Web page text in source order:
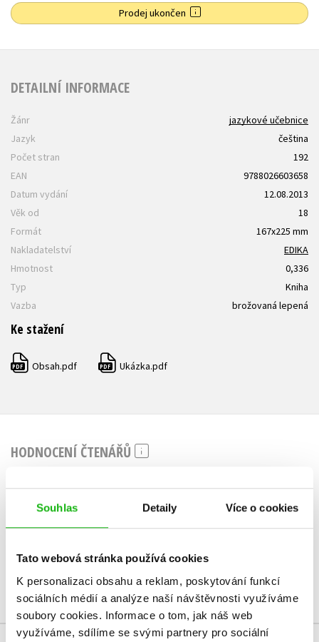
Souhlas Detaily Více o cookies
Tato webová stránka používá cookies
K personalizaci obsahu a reklam, poskytování funkcí
sociálních médií a analýze naší návštěvnosti využíváme
soubory cookies. Informace o tom, jak náš web
využíváme, sdílíme se svými partnery pro sociální
Prodej ukončen
DETAILNÍ INFORMACE
Žánr
jazykové učebnice
Jazyk
čeština
Počet stran
192
EAN
9788026603658
Datum vydání
12.08.2013
Věk od
18
Formát
167x225 mm
Nakladatelství
EDIKA
Hmotnost
0,336
Typ
Kniha
Vazba
brožovaná lepená
Ke stažení
PDF Obsah.pdf PDF Ukázka.pdf
HODNOCENÍ ČTENÁŘŮ
Přihlásit